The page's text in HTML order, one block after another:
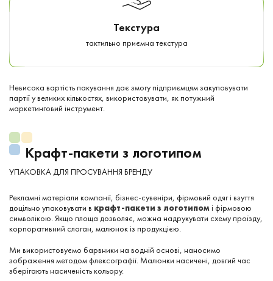
Текстура
тактильно приємна текстура
Невисока вартість пакування дає змогу підприємцям закуповувати
партії у великих кількостях, використовувати, як потужний
маркетинговий інструмент.
Крафт-пакети з логотипом
УПАКОВКА ДЛЯ ПРОСУВАННЯ БРЕНДУ
Рекламні матеріали компанії, бізнес-сувеніри, фірмовий одяг і взуття
доцільно упаковувати в крафт-пакети з логотипом і фірмовою
символікою. Якщо площа дозволяє, можна надрукувати схему проїзду,
корпоративний слоган, малюнок із продукцією.
Ми використовуємо барвники на водній основі, наносимо
зображення методом флексографії. Малюнки насичені, довгий час
зберігають насиченість кольору.